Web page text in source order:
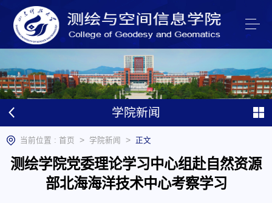
学院新闻
当前位置 : 首页 > 学院新闻 > 正文
测绘学院党委理论学习中心组赴自然资源
部北海海洋技术中心考察学习